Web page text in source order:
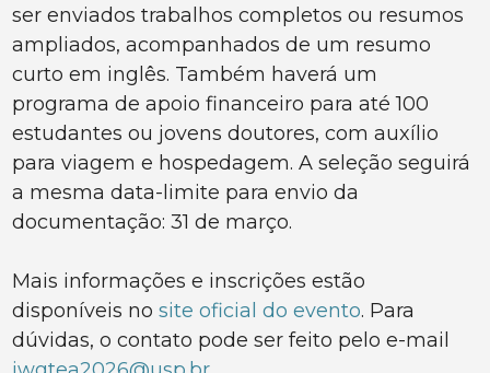
ser enviados trabalhos completos ou resumos
ampliados, acompanhados de um resumo
curto em inglês. Também haverá um
programa de apoio financeiro para até 100
estudantes ou jovens doutores, com auxílio
para viagem e hospedagem. A seleção seguirá
a mesma data-limite para envio da
documentação: 31 de março.
Mais informações e inscrições estão
disponíveis nosite oficial do evento. Para
dúvidas, o contato pode ser feito pelo e-mail